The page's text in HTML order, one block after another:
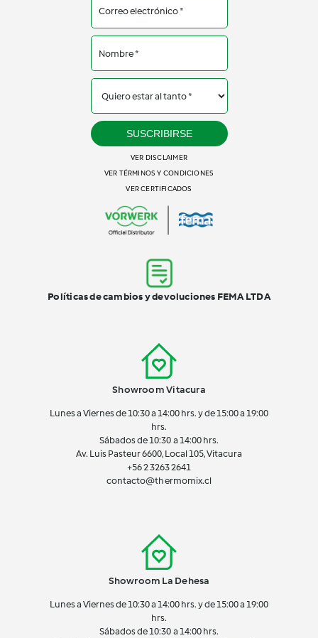
Showroom Vitacura
Lunes a Viernes de 10:30 a 14:00 hrs. y de 15:00 a 19:00
hrs.
Sábados de 10:30 a 14:00 hrs.
Av. Luis Pasteur 6600, Local 105, Vitacura
+56 2 3263 2641
contacto@thermomix.cl
Showroom La Dehesa
Lunes a Viernes de 10:30 a 14:00 hrs. y de 15:00 a 19:00
hrs.
Sábados de 10:30 a 14:00 hrs.
SUSCRIBIRSE
VER DISCLAIMER
VER TÉRMINOS Y CONDICIONES
VER CERTIFICADOS
Políticas de cambios y devoluciones FEMA LTDA